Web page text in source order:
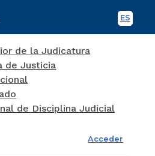
ES
Acceder